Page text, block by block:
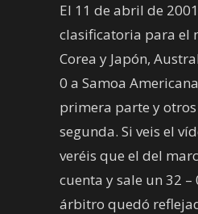
El 11 de abril de
clasificatoria para el
Corea y Japón,
0 a Samoa
primera parte y otros
segunda. Si veis el
veréis que el del
cuenta y sale un 32 –
árbitro quedó